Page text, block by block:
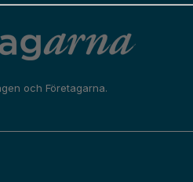
och Företagarna.